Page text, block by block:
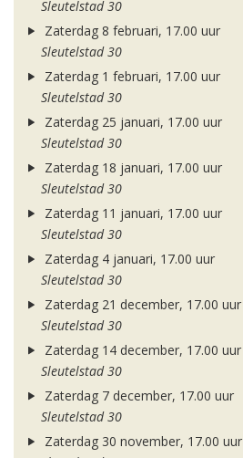
Sleutelstad 30
Zaterdag 8 februari, 17.00 uur
Sleutelstad 30
Zaterdag 1 februari, 17.00 uur
Sleutelstad 30
Zaterdag 25 januari, 17.00 uur
Sleutelstad 30
Zaterdag 18 januari, 17.00 uur
Sleutelstad 30
Zaterdag 11 januari, 17.00 uur
Sleutelstad 30
Zaterdag 4 januari, 17.00 uur
Sleutelstad 30
Zaterdag 21 december, 17.00 uur
Sleutelstad 30
Zaterdag 14 december, 17.00 uur
Sleutelstad 30
Zaterdag 7 december, 17.00 uur
Sleutelstad 30
Zaterdag 30 november, 17.00 uur